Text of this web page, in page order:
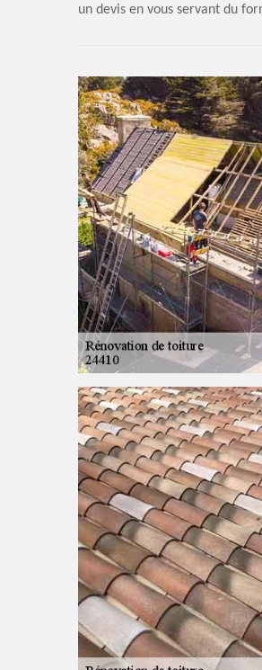
un devis en vous servant du